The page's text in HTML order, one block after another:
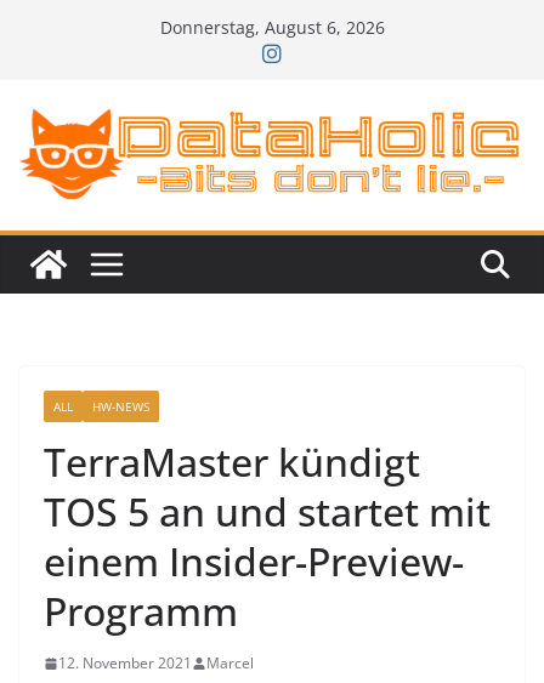
Donnerstag, August 6, 2026
ALL HW-NEWS
TerraMaster kündigt
TOS 5 an und startet mit
einem Insider-Preview-
Programm
12. November 2021 Marcel